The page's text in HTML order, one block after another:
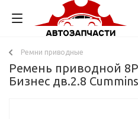
Ремни приводные
Ремень приводной
Бизнес дв.2.8